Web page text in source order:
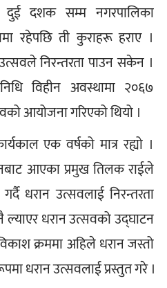
दुई दशक सम्म नगरपालिका
रहेपछि ती कुराहरू हराए ।
निरन्तरता पाउन सकेन ।
विहीन अवस्थामा २०६७
आयोजना गरिएको थियो ।
एक वर्षको मात्र रह्यो ।
आएका प्रमुख तिलक राईले
धरान उत्सवलाई निरन्तरता
नै ल्याएर धरान उत्सवको उद्घाटन
क्रममा अहिले धरान जस्तो
धरान उत्सवलाई प्रस्तुत गरे ।